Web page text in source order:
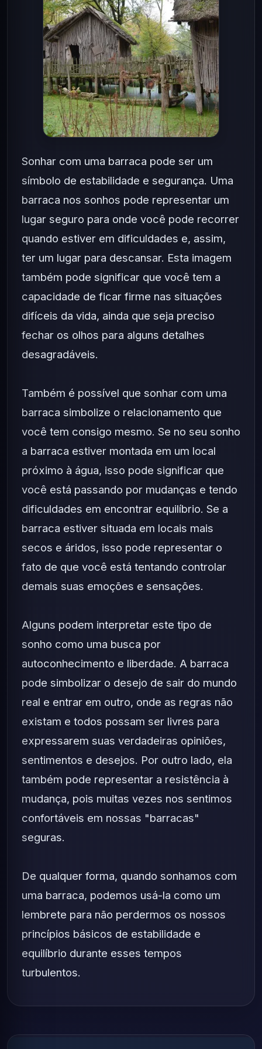
Sonhar com uma barraca pode ser um
símbolo de estabilidade e segurança. Uma
barraca nos sonhos pode representar um
lugar seguro para onde você pode recorrer
quando estiver em dificuldades e, assim,
ter um lugar para descansar. Esta imagem
também pode significar que você tem a
capacidade de ficar firme nas situações
difíceis da vida, ainda que seja preciso
fechar os olhos para alguns detalhes
desagradáveis.
Também é possível que sonhar com uma
barraca simbolize o relacionamento que
você tem consigo mesmo. Se no seu sonho
a barraca estiver montada em um local
próximo à água, isso pode significar que
você está passando por mudanças e tendo
dificuldades em encontrar equilíbrio. Se a
barraca estiver situada em locais mais
secos e áridos, isso pode representar o
fato de que você está tentando controlar
demais suas emoções e sensações.
Alguns podem interpretar este tipo de
sonho como uma busca por
autoconhecimento e liberdade. A barraca
pode simbolizar o desejo de sair do mundo
real e entrar em outro, onde as regras não
existam e todos possam ser livres para
expressarem suas verdadeiras opiniões,
sentimentos e desejos. Por outro lado, ela
também pode representar a resistência à
mudança, pois muitas vezes nos sentimos
confortáveis ​​em nossas "barracas"
seguras.
De qualquer forma, quando sonhamos com
uma barraca, podemos usá-la como um
lembrete para não perdermos os nossos
princípios básicos de estabilidade e
equilíbrio durante esses tempos
turbulentos.